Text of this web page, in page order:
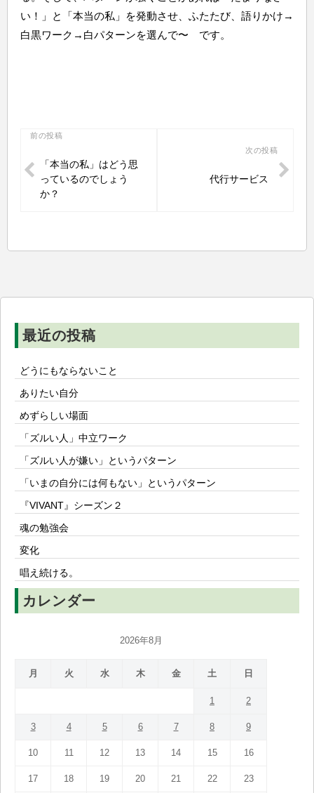
い！」と「本当の私」を発動させ、ふたたび、語りかけ→
白黒ワーク→白パターンを選んで〜 です。
投
ナ
シ
ン
前の投稿
「本当の私」はどう思
っているのでしょう
か？
次の投稿
代行サービス
最近の投稿
どうにもならないこと
ありたい自分
めずらしい場面
「ズルい人」中立ワーク
「ズルい人が嫌い」というパターン
「いまの自分には何もない」というパターン
『VIVANT』シーズン２
魂の勉強会
変化
唱え続ける。
カレンダー
2026年8月
月 火 水 木 金 土 日
1 2
3 4 5 6 7 8 9
10 11 12 13 14 15 16
17 18 19 20 21 22 23